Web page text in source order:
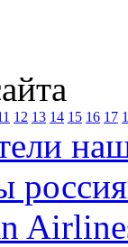
12 13 14 15 16 17